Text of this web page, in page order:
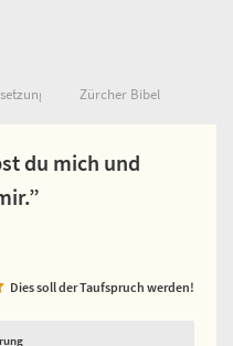
Zürcher Bibel
du mich und
Dies soll der Taufspruch werden!